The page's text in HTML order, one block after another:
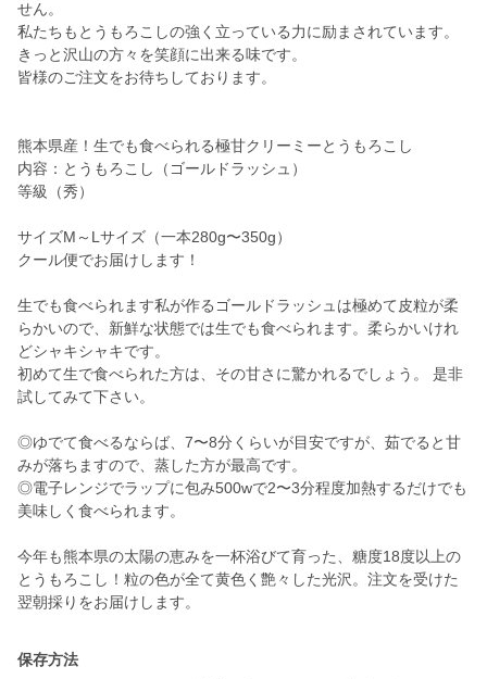
せん。
私たちもとうもろこしの強く立っている力に励まされています。
きっと沢山の方々を笑顔に出来る味です。
皆様のご注文をお待ちしております。
熊本県産！生でも食べられる極甘クリーミーとうもろこし
内容：とうもろこし（ゴールドラッシュ）
等級（秀）
サイズM～Lサイズ（一本280g〜350g）
クール便でお届けします！
生でも食べられます私が作るゴールドラッシュは極めて皮粒が柔
らかいので、新鮮な状態では生でも食べられます。柔らかいけれ
どシャキシャキです。
初めて生で食べられた方は、その甘さに驚かれるでしょう。 是非
試してみて下さい。
◎ゆでて食べるならば、7〜8分くらいが目安ですが、茹でると甘
みが落ちますので、蒸した方が最高です。
◎電子レンジでラップに包み500wで2〜3分程度加熱するだけでも
美味しく食べられます。
今年も熊本県の太陽の恵みを一杯浴びて育った、糖度18度以上の
とうもろこし！粒の色が全て黄色く艶々した光沢。注文を受けた
翌朝採りをお届けします。
保存方法